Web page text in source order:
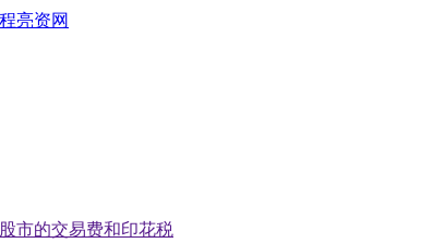
股市的交易费和印花税